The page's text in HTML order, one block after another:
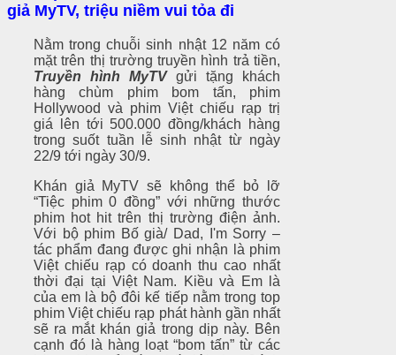
giả MyTV, triệu niềm vui tỏa đi
Nằm trong chuỗi sinh nhật 12 năm có
mặt trên thị trường truyền hình trả tiền,
Truyền hình MyTVgửi tặng khách
hàng chùm phim bom tấn, phim
Hollywood và phim Việt chiếu rạp trị
giá lên tới 500.000 đồng/khách hàng
trong suốt tuần lễ sinh nhật từ ngày
22/9 tới ngày 30/9.
Khán giả MyTV sẽ không thể bỏ lỡ
“Tiệc phim 0 đồng” với những thước
phim hot hit trên thị trường điện ảnh.
Với bộ phim Bố già/ Dad, I'm Sorry –
tác phẩm đang được ghi nhận là phim
Việt chiếu rạp có doanh thu cao nhất
thời đại tại Việt Nam. Kiều và Em là
của em là bộ đôi kế tiếp nằm trong top
phim Việt chiếu rạp phát hành gần nhất
sẽ ra mắt khán giả trong dịp này. Bên
cạnh đó là hàng loạt “bom tấn” từ các